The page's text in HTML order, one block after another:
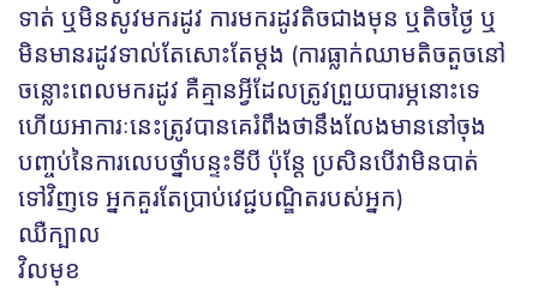
ទាត់ ឬមិនសូវមករដូវ ការមករដូវតិចជាងមុន ឬតិចថ្ងៃ ឬ
មិនមានរដូវទាល់តែសោះតែម្តង (ការធ្លាក់ឈាមតិចតួចនៅ
ចន្លោះពេលមករដូវ គឺគ្មានអ្វីដែលត្រូវព្រួយបារម្ភនោះទេ
ហើយអាការៈនេះត្រូវបានគេរំពឹងថានឹងលែងមាននៅចុង
បញ្ចប់នៃការលេបថ្នាំបន្ទះទីបី ប៉ុន្តែ ប្រសិនបើវាមិនបាត់
ទៅវិញទេ អ្នកគួរតែប្រាប់វេជ្ជបណ្ឌិតរបស់អ្នក)
ឈឺក្បាល
វិលមុខ